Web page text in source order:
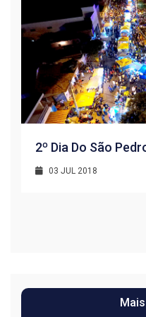
2º Dia Do São
03 JUL 2018